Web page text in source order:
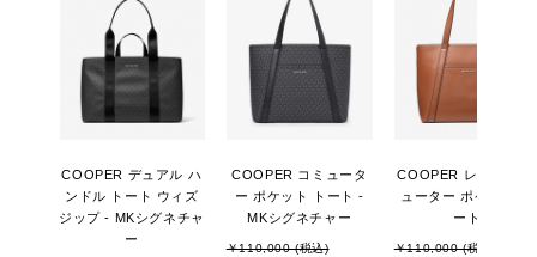
COOPER デュアル ハ
ンドル トート ウィズ
ジップ - MKシグネチャ
ー
COOPER コミュータ
ー ポケット トート -
MKシグネチャー
￥110,000 (税込)
COOPER レザー コミ
ューター ポケット ト
ート
￥110,000 (税込)